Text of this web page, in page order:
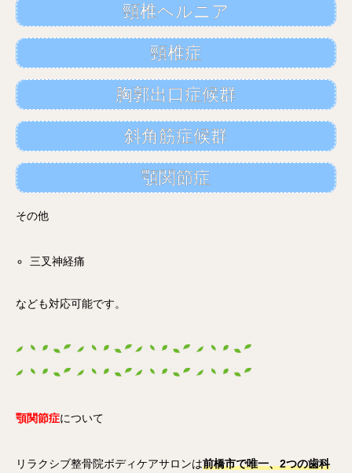
頸椎ヘルニア
頸椎症
胸郭出口症候群
斜角筋症候群
顎関節症
その他
三叉神経痛
なども対応可能です。
顎関節症について
リラクシブ整骨院ボディケアサロンは前橋市で唯一、2つの歯科